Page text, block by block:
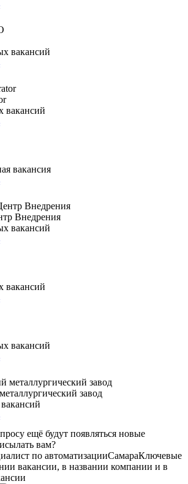
вакансий
вакансий
вакансия
Внедрения
вакансий
вакансий
вакансий
завод
ещё будут появляться новые
вам?
по автоматизацииСамараКлючевые
вакансии, в названии компании и в